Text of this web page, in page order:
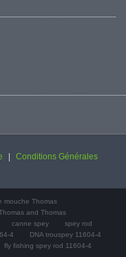
Conditions Générales
mouche Thomas
and Thomas
canne spey
spey rod
4
DNA trouspey 11604-4
fly fishing spey rod 11604-4